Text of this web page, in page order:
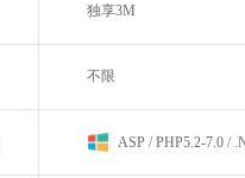
独享3M
不限
ASP / PHP5.2-7.0 /